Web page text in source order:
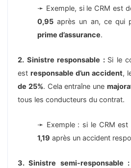
➛ Exemple, si le CRM est
0,95 après un an, ce qui
prime d’assurance.
2. Sinistre responsable : Si le
est responsable d’un accident,
de 25%. Cela entraîne une
tous les conducteurs du contrat.
➛ Exemple : si le CRM est
1,19 après un accident
3. Sinistre semi-responsable :